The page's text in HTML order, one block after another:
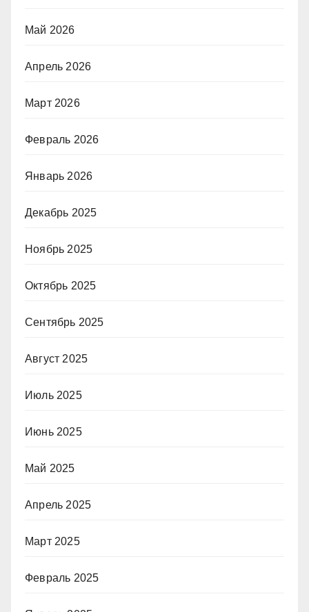
Май 2026
Апрель 2026
Март 2026
Февраль 2026
Январь 2026
Декабрь 2025
Ноябрь 2025
Октябрь 2025
Сентябрь 2025
Август 2025
Июль 2025
Июнь 2025
Май 2025
Апрель 2025
Март 2025
Февраль 2025